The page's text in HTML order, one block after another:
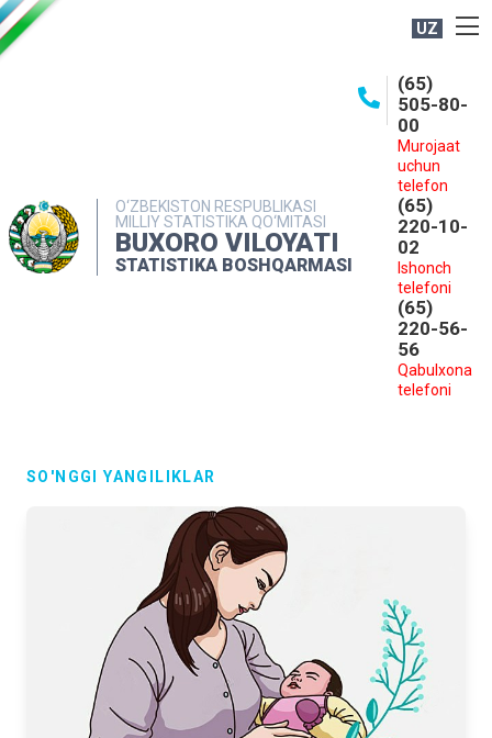
UZ
O‘ZBEKISTON RESPUBLIKASI
MILLIY STATISTIKA QO‘MITASI
BUXORO VILOYATI
STATISTIKA BOSHQARMASI
(65)
505-80-
00
Murojaat
uchun
telefon
(65)
220-10-
02
Ishonch
telefoni
(65)
220-56-
56
Qabulxona
telefoni
MATBUOT XIZMATI
MUROJAATLAR
SO'NGGI YANGILIKLAR